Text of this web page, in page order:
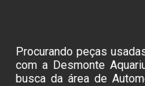
Procurando peças
com a Desmonte
busca da área de